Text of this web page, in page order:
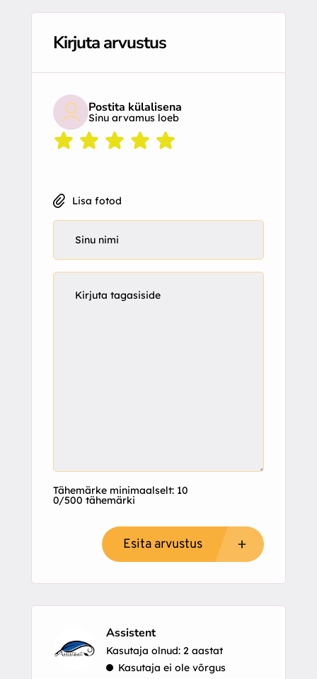
Kirjuta arvustus
Postita külalisena
Sinu arvamus loeb
Lisa fotod
Tähemärke minimaalselt: 10
0/500 tähemärki
Esita arvustus
Assistent
Kasutaja olnud: 2 aastat
Kasutaja ei ole võrgus